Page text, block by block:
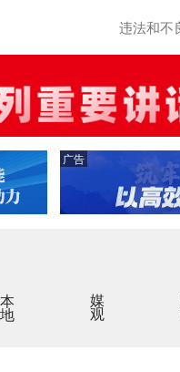
违法和不
广告
本地 媒观